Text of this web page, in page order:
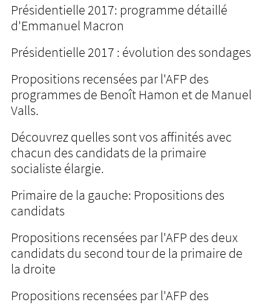
Présidentielle 2017: programme détaillé
d'Emmanuel Macron
Présidentielle 2017 : évolution des sondages
Propositions recensées par l'AFP des
programmes de Benoît Hamon et de Manuel
Valls.
Découvrez quelles sont vos affinités avec
chacun des candidats de la primaire
socialiste élargie.
Primaire de la gauche: Propositions des
candidats
Propositions recensées par l'AFP des deux
candidats du second tour de la primaire de
la droite
Propositions recensées par l'AFP des